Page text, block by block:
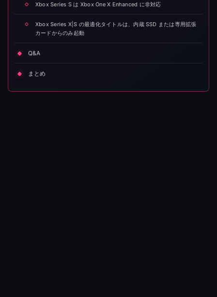
Xbox Series S は Xbox One X Enhanced に非対応
Xbox Series X|S の最適化タイトルは、内蔵 SSD または専用拡張
カードからのみ起動
Q&A
まとめ